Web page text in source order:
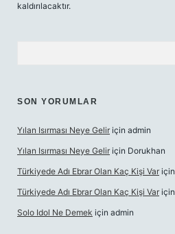
kaldırılacaktır.
SON YORUMLAR
Yılan Isırması Neye Gelir için admin
Yılan Isırması Neye Gelir için Dorukhan
Türkiyede Adı Ebrar Olan Kaç Kişi Var için
Türkiyede Adı Ebrar Olan Kaç Kişi Var için
Solo Idol Ne Demek için admin